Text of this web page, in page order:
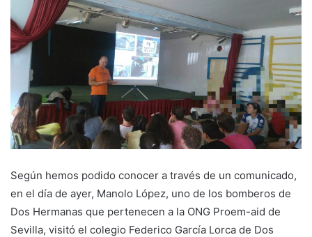
Según hemos podido conocer a través de un comunicado,
en el día de ayer, Manolo López, uno de los bomberos de
Dos Hermanas que pertenecen a la ONG Proem-aid de
Sevilla, visitó el colegio Federico García Lorca de Dos